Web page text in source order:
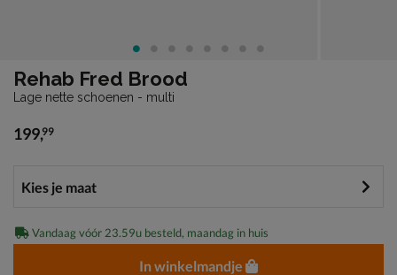
Rehab Fred Brood
Lage nette schoenen - multi
€ 199,99
199,99
Vandaag vóór 23.59u besteld, maandag in huis
In winkelmandje